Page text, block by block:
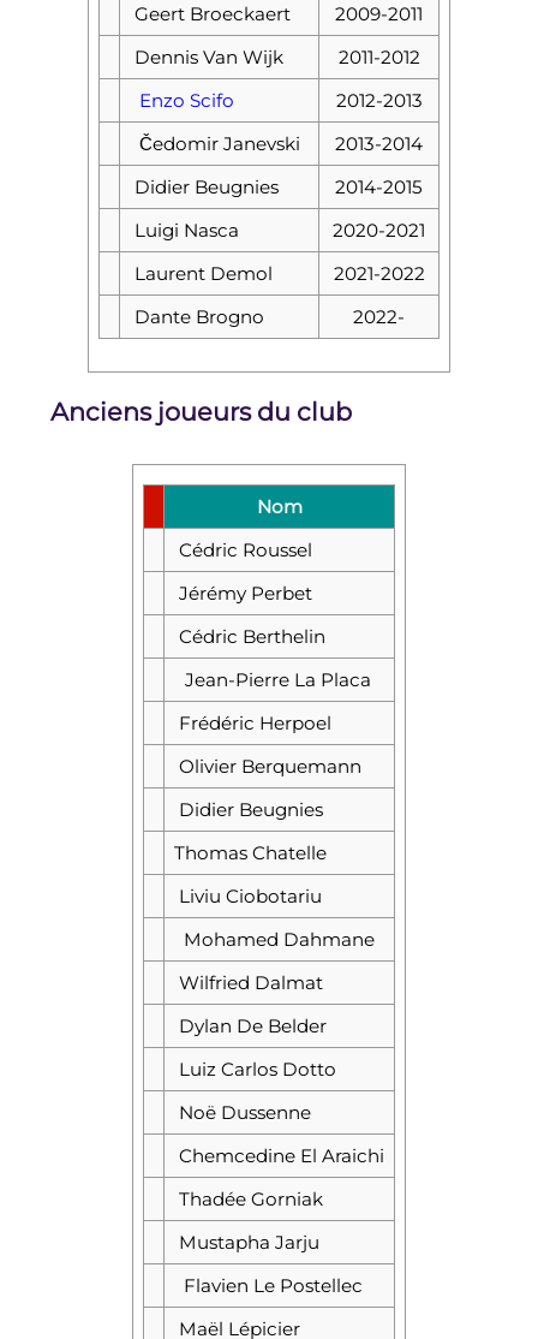
Geert Broeckaert
2009-2011
Dennis Van Wijk
2011-2012
Enzo Scifo
2012-2013
Čedomir Janevski
2013-2014
Didier Beugnies
2014-2015
Luigi Nasca
2020-2021
Laurent Demol
2021-2022
Dante Brogno
2022-
Anciens joueurs du club
Nom
Cédric Roussel
Jérémy Perbet
Cédric Berthelin
Jean-Pierre La Placa
Frédéric Herpoel
Olivier Berquemann
Didier Beugnies
Thomas Chatelle
Liviu Ciobotariu
Mohamed Dahmane
Wilfried Dalmat
Dylan De Belder
Luiz Carlos Dotto
Noë Dussenne
Chemcedine El Araichi
Thadée Gorniak
Mustapha Jarju
Flavien Le Postellec
Maël Lépicier